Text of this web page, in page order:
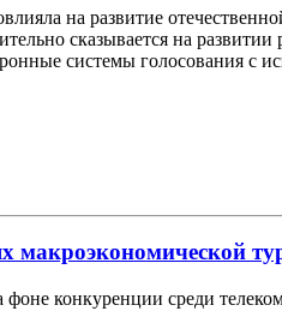
на развитие
сказывается на
системы голосования
макроэкономической
конкуренции среди